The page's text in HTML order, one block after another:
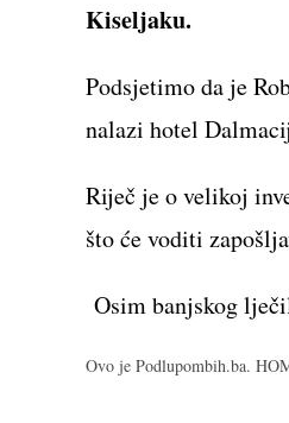
Kiseljaku.
Podsjetimo da je
nalazi hotel
Riječ je o velikoj
što će voditi
Osim banjskog
Ovo je Podlupombih.ba.